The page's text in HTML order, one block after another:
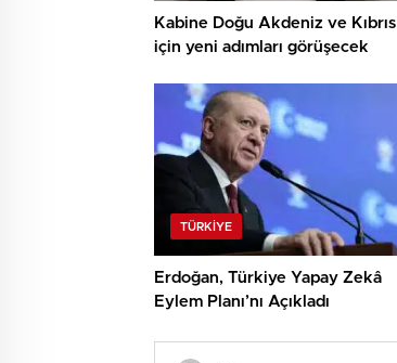
Kabine Doğu Akdeniz ve Kıbrıs
için yeni adımları görüşecek
TÜRKIYE
Erdoğan, Türkiye Yapay Zekâ
Eylem Planı’nı Açıkladı